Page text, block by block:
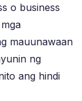
o business
mauunawaan
ng
ang hindi